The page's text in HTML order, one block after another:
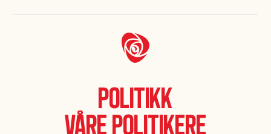
Politikk
Våre politikere